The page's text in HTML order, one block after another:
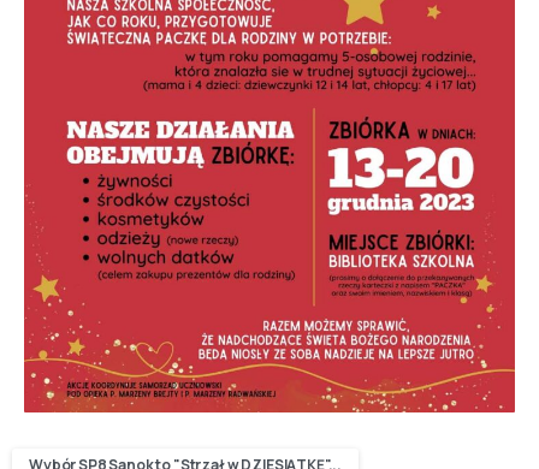
Wybór SP8 Sanok to "Strzał w DZIESIĄTKĘ"...